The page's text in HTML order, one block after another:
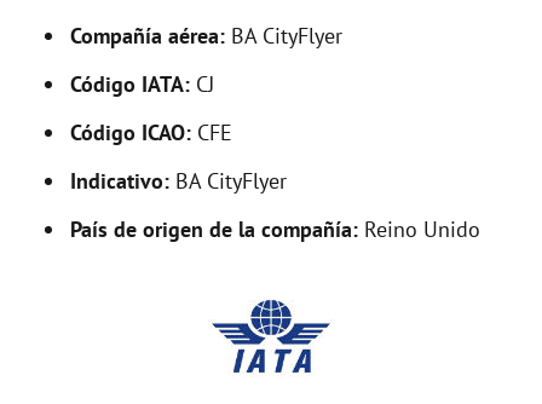
e
Compañía aérea: BA CityFlyer
Código IATA: CJ
Código ICAO: CFE
Indicativo: BA CityFlyer
País de origen de la compañía: Reino Unido